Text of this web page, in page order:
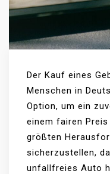
Der Kauf eines
Menschen in
Option, um ein
einem fairen
größten
sicherzustellen,
unfallfreies Auto